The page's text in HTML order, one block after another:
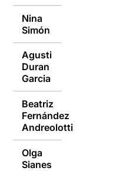
Nina
Simón
Agusti
Duran
Garcia
Beatriz
Fernández
Andreolotti
Olga
Sianes